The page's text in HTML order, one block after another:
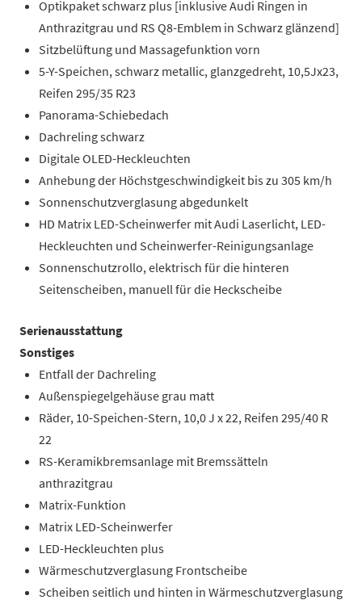
Optikpaket schwarz plus [inklusive Audi Ringen in
Anthrazitgrau und RS Q8-Emblem in Schwarz glänzend]
Sitzbelüftung und Massagefunktion vorn
5-Y-Speichen, schwarz metallic, glanzgedreht, 10,5Jx23,
Reifen 295/35 R23
Panorama-Schiebedach
Dachreling schwarz
Digitale OLED-Heckleuchten
Anhebung der Höchstgeschwindigkeit bis zu 305 km/h
Sonnenschutzverglasung abgedunkelt
HD Matrix LED-Scheinwerfer mit Audi Laserlicht, LED-
Heckleuchten und Scheinwerfer-Reinigungsanlage
Sonnenschutzrollo, elektrisch für die hinteren
Seitenscheiben, manuell für die Heckscheibe
Serienausstattung
Sonstiges
Entfall der Dachreling
Außenspiegelgehäuse grau matt
Räder, 10-Speichen-Stern, 10,0 J x 22, Reifen 295/40 R
22
RS-Keramikbremsanlage mit Bremssätteln
anthrazitgrau
Matrix-Funktion
Matrix LED-Scheinwerfer
LED-Heckleuchten plus
Wärmeschutzverglasung Frontscheibe
Scheiben seitlich und hinten in Wärmeschutzverglasung